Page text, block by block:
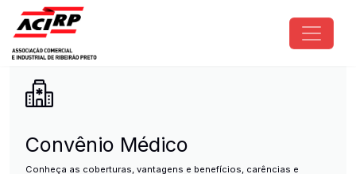
Pular para o conteúdo principal
ACIRP - Associação Comercial
Convênio Médico
Conheça as coberturas, vantagens e benefícios, carências e